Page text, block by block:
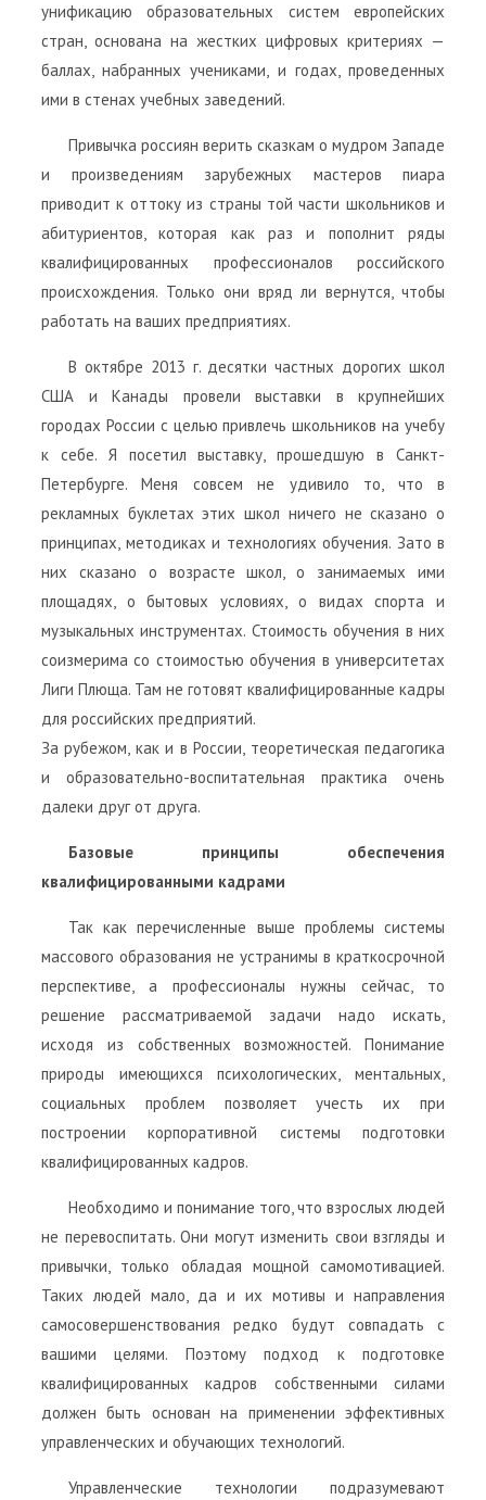
унификацию образовательных систем европейских
стран, основана на жестких цифровых критериях —
баллах, набранных учениками, и годах, проведенных
ими в стенах учебных заведений.
Привычка россиян верить сказкам о мудром Западе
и произведениям зарубежных мастеров пиара
приводит к оттоку из страны той части школьников и
абитуриентов, которая как раз и пополнит ряды
квалифицированных профессионалов российского
происхождения. Только они вряд ли вернутся, чтобы
работать на ваших предприятиях.
В октябре 2013 г. десятки частных дорогих школ
США и Канады провели выставки в крупнейших
городах России с целью привлечь школьников на учебу
к себе. Я посетил выставку, прошедшую в Санкт-
Петербурге. Меня совсем не удивило то, что в
рекламных буклетах этих школ ничего не сказано о
принципах, методиках и технологиях обучения. Зато в
них сказано о возрасте школ, о занимаемых ими
площадях, о бытовых условиях, о видах спорта и
музыкальных инструментах. Стоимость обучения в них
соизмерима со стоимостью обучения в университетах
Лиги Плюща. Там не готовят квалифицированные кадры
для российских предприятий.
За рубежом, как и в России, теоретическая педагогика
и образовательно-воспитательная практика очень
далеки друг от друга.
Базовые принципы обеспечения
квалифицированными кадрами
Так как перечисленные выше проблемы системы
массового образования не устранимы в краткосрочной
перспективе, а профессионалы нужны сейчас, то
решение рассматриваемой задачи надо искать,
исходя из собственных возможностей. Понимание
природы имеющихся психологических, ментальных,
социальных проблем позволяет учесть их при
построении корпоративной системы подготовки
квалифицированных кадров.
Необходимо и понимание того, что взрослых людей
не перевоспитать. Они могут изменить свои взгляды и
привычки, только обладая мощной самомотивацией.
Таких людей мало, да и их мотивы и направления
самосовершенствования редко будут совпадать с
вашими целями. Поэтому подход к подготовке
квалифицированных кадров собственными силами
должен быть основан на применении эффективных
управленческих и обучающих технологий.
Управленческие технологии подразумевают